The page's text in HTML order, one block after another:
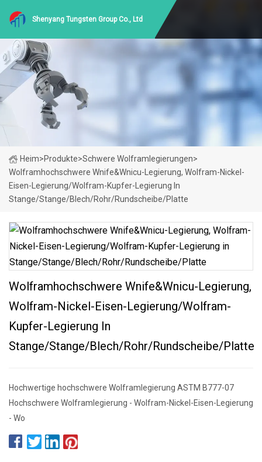
Shenyang Tungsten Group Co., Ltd
Heim>Produkte>Schwere Wolframlegierungen>
Wolframhochschwere Wnife&Wnicu-Legierung, Wolfram-Nickel-
Eisen-Legierung/Wolfram-Kupfer-Legierung In
Stange/Stange/Blech/Rohr/Rundscheibe/Platte
Wolframhochschwere Wnife&Wnicu-Legierung,
Wolfram-Nickel-Eisen-Legierung/Wolfram-
Kupfer-Legierung In
Stange/Stange/Blech/Rohr/Rundscheibe/Platte
Hochwertige hochschwere Wolframlegierung ASTM B777-07
Hochschwere Wolframlegierung - Wolfram-Nickel-Eisen-Legierung
- Wo